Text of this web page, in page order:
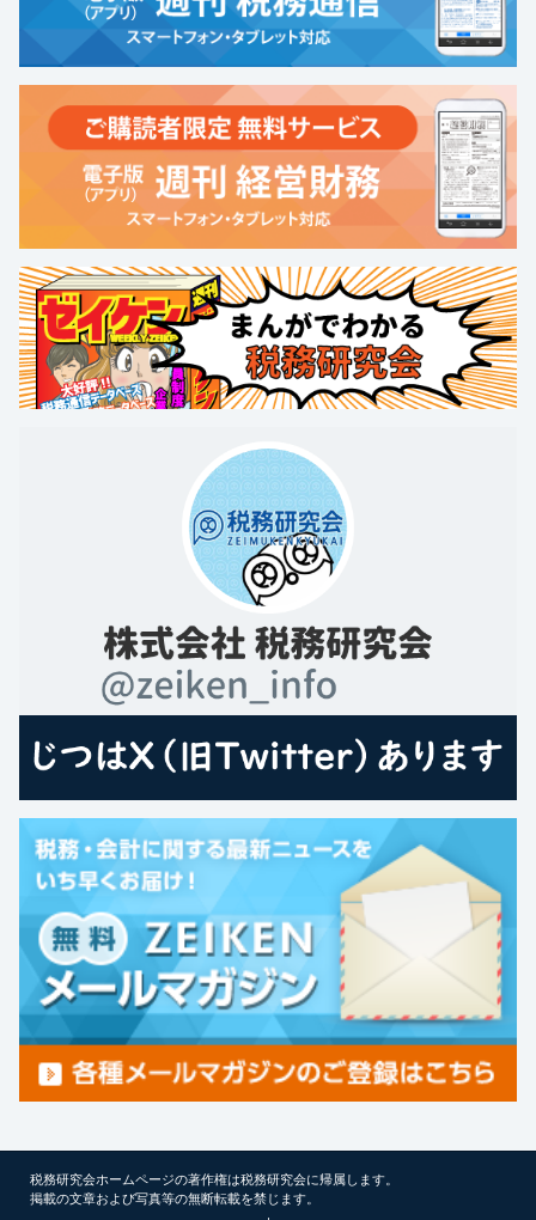
税務研究会ホームページの著作権は税務研究会に帰属します。
掲載の文章および写真等の無断転載を禁じます。